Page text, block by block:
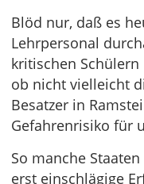
Blöd nur, daß es
Lehrpersonal
kritischen
ob nicht vielleicht
Besatzer in
Gefahrenrisiko für
So manche
erst einschlägige